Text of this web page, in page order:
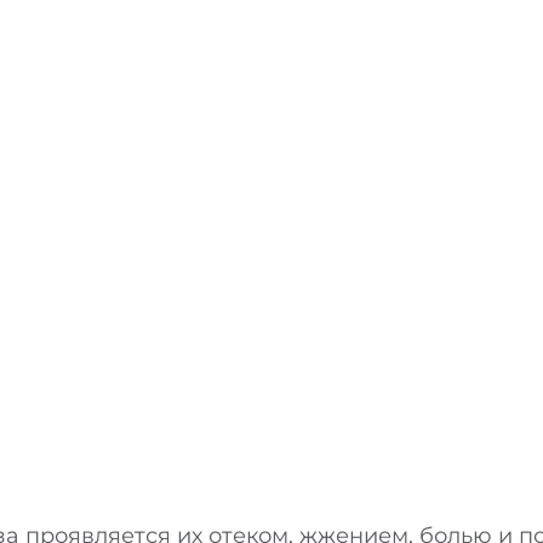
проявляется их отеком, жжением, болью и